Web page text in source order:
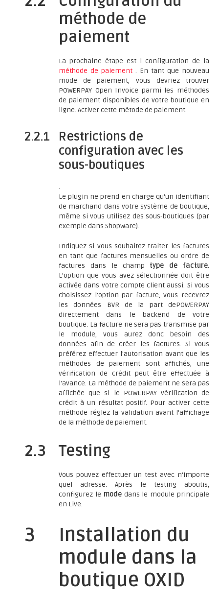
méthode de
paiement
La prochaine étape est l configuration de la
méthode de paiement . En tant que nouveau
mode de paiement, vous devriez trouver
POWERPAY Open Invoice parmi les méthodes
de paiement disponibles de votre boutique en
ligne. Activer cette métode de paiement.
2.2.1
Restrictions de
configuration avec les
sous-boutiques
.
Le plugin ne prend en charge qu'un identifiant
de marchand dans votre système de boutique,
même si vous utilisez des sous-boutiques (par
exemple dans Shopware).
Indiquez si vous souhaitez traiter les factures
en tant que factures mensuelles ou ordre de
factures dans le champ type de facture.
L'option que vous avez sélectionnée doit être
activée dans votre compte client aussi. Si vous
choisissez l’option par facture, vous recevrez
les données BVR de la part dePOWERPAY
directement dans le backend de votre
boutique. La facture ne sera pas transmise par
le module, vous aurez donc besoin des
données afin de créer les factures. Si vous
préférez effectuer l'autorisation avant que les
méthodes de paiement sont affichés, une
vérification de crédit peut être effectuée à
l'avance. La méthode de paiement ne sera pas
affichée que si le POWERPAY vérification de
crédit à un résultat positif. Pour activer cette
méthode réglez la validation avant l'affichage
de la méthode de paiement.
2.3 Testing
Vous pouvez effectuer un test avec n'importe
quel adresse. Après le testing aboutis,
configurez le modedans le module principale
en Live.
3
Installation du
module dans la
boutique OXID